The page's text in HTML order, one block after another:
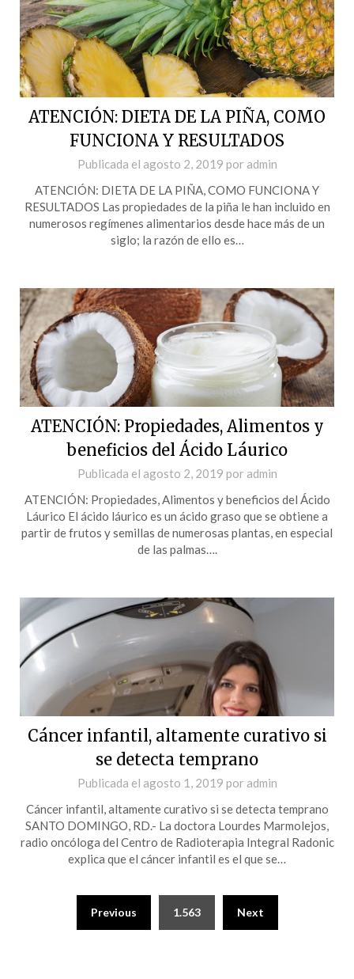
ATENCIÓN: DIETA DE LA PIÑA, COMO
FUNCIONA Y RESULTADOS
Publicada el agosto 2, 2019 por admin
ATENCIÓN: DIETA DE LA PIÑA, COMO FUNCIONA Y
RESULTADOS Las propiedades de la piña le han incluido en
numerosos regímenes alimentarios desde hace más de un
siglo; la razón de ello es…
ATENCIÓN: Propiedades, Alimentos y
beneficios del Ácido Láurico
Publicada el agosto 2, 2019 por admin
ATENCIÓN: Propiedades, Alimentos y beneficios del Ácido
Láurico El ácido láurico es un ácido graso que se obtiene a
partir de frutos y semillas de numerosas plantas, en especial
de las palmas….
Cáncer infantil, altamente curativo si
se detecta temprano
Publicada el agosto 1, 2019 por admin
Cáncer infantil, altamente curativo si se detecta temprano
SANTO DOMINGO, RD.- La doctora Lourdes Marmolejos,
radio oncóloga del Centro de Radioterapia Integral Radonic
explica que el cáncer infantil es el que se…
Previous 1.563 Next